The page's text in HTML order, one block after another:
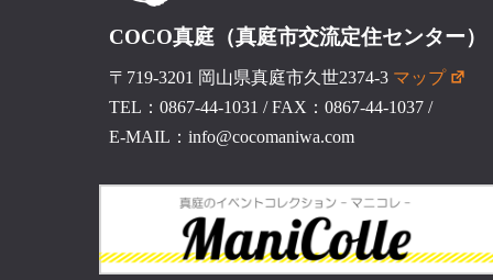
COCO真庭（真庭市交流定住センター）
〒719-3201 岡山県真庭市久世2374-3 マップ
TEL：0867-44-1031 /FAX：0867-44-1037/
E-MAIL：info@cocomaniwa.com